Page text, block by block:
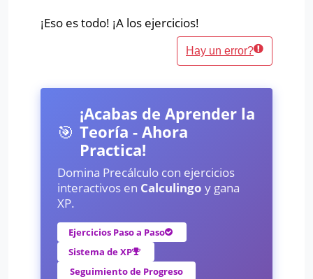
¡Eso es todo! ¡A los ejercicios!
Hay un error?
🎯
¡Acabas de Aprender la
Teoría - Ahora
Practica!
Domina Precálculo con ejercicios
interactivos en Calculingo y gana
XP.
Ejercicios Paso a Paso
Sistema de XP
Seguimiento de Progreso